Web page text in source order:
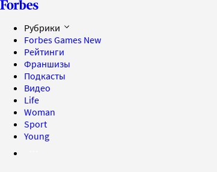
Рубрики
Forbes Games New
Рейтинги
Франшизы
Подкасты
Видео
Life
Woman
Sport
Young